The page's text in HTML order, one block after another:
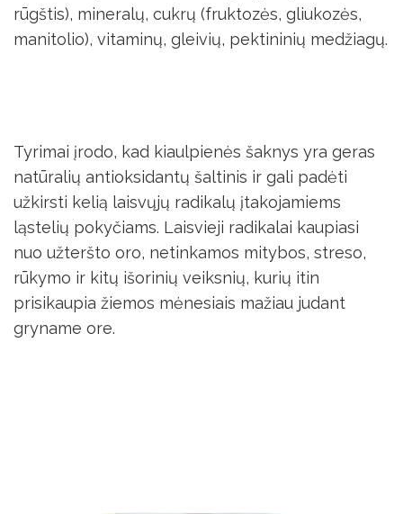
rūgštis), mineralų, cukrų (fruktozės, gliukozės,
manitolio), vitaminų, gleivių, pektininių medžiagų.
Tyrimai įrodo, kad kiaulpienės šaknys yra geras
natūralių antioksidantų šaltinis ir gali padėti
užkirsti kelią laisvųjų radikalų įtakojamiems
ląstelių pokyčiams. Laisvieji radikalai kaupiasi
nuo užteršto oro, netinkamos mitybos, streso,
rūkymo ir kitų išorinių veiksnių, kurių itin
prisikaupia žiemos mėnesiais mažiau judant
gryname ore.